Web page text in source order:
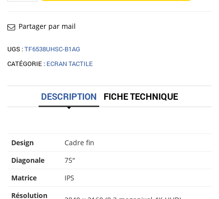
TE7512MIS-
B3AG
Partager par mail
UGS :TF6538UHSC-B1AG
CATÉGORIE : ECRAN TACTILE
DESCRIPTION FICHE TECHNIQUE
Design
Cadre fin
Diagonale
75″
Matrice
IPS
Résolution